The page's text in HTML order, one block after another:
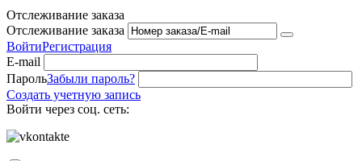
Отслеживание заказа
Отслеживание заказа
ВойтиРегистрация
E-mail
ПарольЗабыли пароль?
Создать учетную запись
Войти через соц. сеть: